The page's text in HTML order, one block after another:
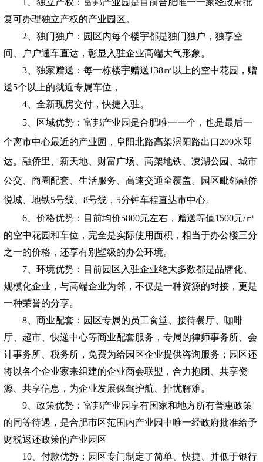
1
、独立产权：富邦产业园是目前合肥唯一一家经政府批
复可办理独立产权的产业园区。
2 、独门独户：园区内每个楼宇都是独门独户，独享空
间、户户通车直达，彰显入驻企业高端大气形象。
3 、独家赠送：每一栋楼宇赠送138㎡以上的空中花园，赠
送5个以上的就近专属车位，
4 、全新现房交付，快捷入驻。
5 、区域优势：富邦产业园是合肥唯一一个，也是最后一
个离市中心最近的产业园，阜阳北路高架涡阳路出口200米即
达。融侨里、新天地、财富广场、高架地铁、凌湖公园、城市
公交、商圈配套、生活服务、高速交通全覆盖。园区毗邻融侨
悦城、地铁5号线、8号线，5分钟车程直达市中心。
6 、价格优势：目前均价5800元左右，赠送等值1500元/㎡
的空中花园和车位，完全是实际使用面积，相当于办公楼三分
之一的价格，还享有别墅级的办公环境。
7 、环境优势：目前园区入驻企业绝大多数都是品牌化、
规模化企业，与高端企业为邻，不仅是一种资源的对接，更是
一种荣誉的分享。
8 、商业配套：园区专属的员工食堂、接待餐厅、咖啡
厅、超市、快递中心等商业配套服务，专属的律师事务所、会
计事务所、税务所，免费为给园区企业提供咨询服务；园区还
将以各个企业家来组建的企业商会联盟，合力抱团、共享资
源、共享信息，为企业发展保驾护航、排忧解难。
9、 政策优势：富邦产业园享有国家和地方所有普惠政策
的同等待遇，是合肥市区范围内产业园中唯一经政府批准给予
财税返还政策的产业园区
10 、付款优势：园区专门制定了简单、快捷、并低于银行